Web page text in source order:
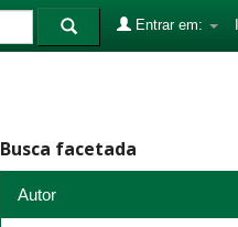
Entrar em:
Busca facetada
Autor